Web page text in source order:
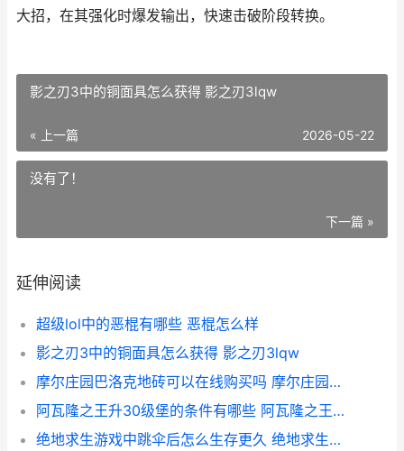
大招，在其强化时爆发输出，快速击破阶段转换。
影之刃3中的铜面具怎么获得 影之刃3lqw
« 上一篇 2026-05-22
没有了！
下一篇 »
延伸阅读
超级lol中的恶棍有哪些 恶棍怎么样
影之刃3中的铜面具怎么获得 影之刃3lqw
摩尔庄园巴洛克地砖可以在线购买吗 摩尔庄园洛尔
阿瓦隆之王升30级堡的条件有哪些 阿瓦隆之王升级40要塞资源
绝地求生游戏中跳伞后怎么生存更久 绝地求生游戏中怎么打字聊天